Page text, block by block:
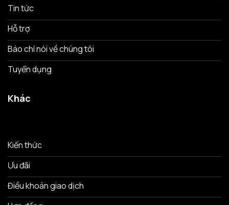
Tin tức
Hỗ trợ
Báo chí nói về chúng tôi
Tuyển dụng
Khác
Kiến thức
Ưu đãi
Điều khoản giao dịch